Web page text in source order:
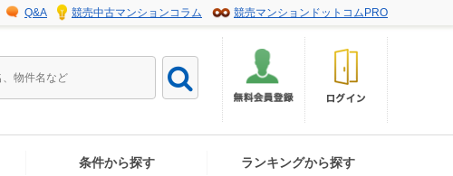
競売マンションドットコムPRO
競売中古マンションコラム
Q&A
条件から探す ランキングから探す